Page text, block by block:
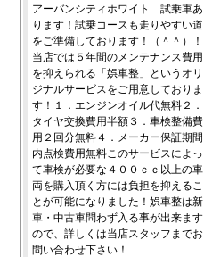
アーバンシティホワイト 試乗車あ
ります！試乗コースも走りやすい道
をご準備しております！（＾＾）！
当店では５年間のメンテナンス費用
を抑えられる「娯車整」というオリ
ジナルサービスをご用意しておりま
す！１．エンジンオイル代無料２．
タイヤ交換費用半額３．車検整備費
用２回分無料４．メーカー保証期間
内点検費用無料このサービスによっ
て車検が必要な４００ｃｃ以上の車
両を購入頂く方には負担を抑えるこ
とが可能になりました！娯車整は新
車・中古車問わず入る事が出来ます
ので、詳しくは当店スタッフまでお
問い合わせ下さい！